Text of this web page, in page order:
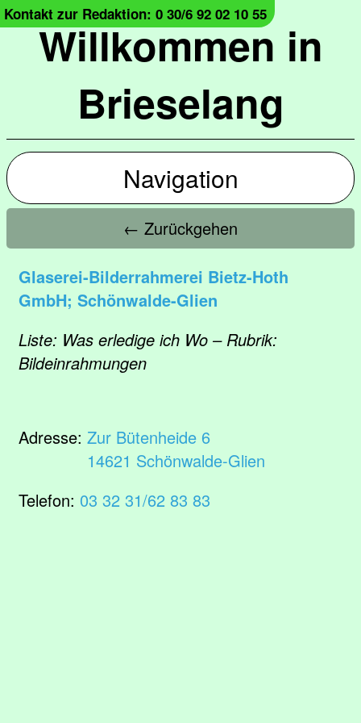
Willkommen in
Brieselang
Kontakt zur Redaktion: 0 30/6 92 02 10 55
Navigation
← Zurückgehen
Glaserei-Bilderrahmerei Bietz-Hoth
GmbH; Schönwalde-Glien
Liste: Was erledige ich Wo – Rubrik:
Bildeinrahmungen
Adresse: Zur Bütenheide 6
14621 Schönwalde-Glien
Telefon: 03 32 31/62 83 83